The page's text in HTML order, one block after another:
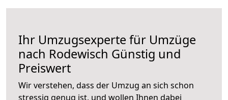
Ihr Umzugsexperte für Umzüge
nach Rodewisch Günstig und
Preiswert
Wir verstehen, dass der Umzug an sich schon
stressig genug ist, und wollen Ihnen dabei